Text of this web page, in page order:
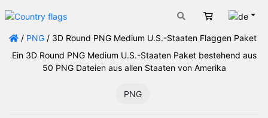
Warenkorb
/ PNG / 3D Round PNG Medium U.S.-Staaten Flaggen Paket
Ein 3D Round PNG Medium U.S.-Staaten Paket bestehend aus
50 PNG Dateien aus allen Staaten von Amerika
PNG